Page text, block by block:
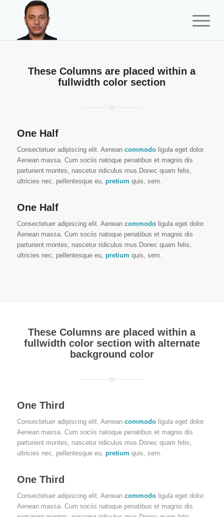
These Columns are placed within a
fullwidth color section
One Half
Consectetuer adipiscing elit. Aenean commodoligula eget dolor.
Aenean massa. Cum sociis natoque penatibus et magnis dis
parturient montes, nascetur ridiculus mus.Donec quam felis,
ultricies nec, pellentesque eu, pretium quis, sem.
One Half
Consectetuer adipiscing elit. Aenean commodoligula eget dolor.
Aenean massa. Cum sociis natoque penatibus et magnis dis
parturient montes, nascetur ridiculus mus.Donec quam felis,
ultricies nec, pellentesque eu, pretium quis, sem.
These Columns are placed within a
fullwidth color section with alternate
background color
One Third
Consectetuer adipiscing elit. Aenean commodoligula eget dolor.
Aenean massa. Cum sociis natoque penatibus et magnis dis
parturient montes, nascetur ridiculus mus.Donec quam felis,
ultricies nec, pellentesque eu, pretium quis, sem.
One Third
Consectetuer adipiscing elit. Aenean commodoligula eget dolor.
Aenean massa. Cum sociis natoque penatibus et magnis dis